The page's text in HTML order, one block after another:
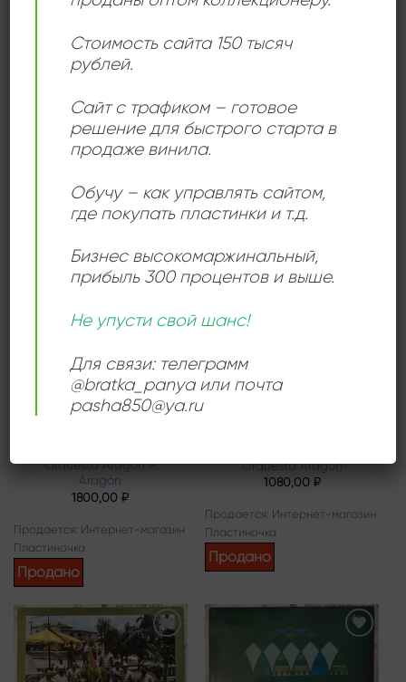
БОЛЕРО
Conjunto Los Latinos – Los
Latinos
1080,00₽
Продается: Интернет-магазин
Пластиночка
ГУАРАЧА
Elena
3000,00 ₽
Пластиночка
Продано
wishlist
Orquesta Aragon –
Aragón
1800,00₽
Продается: Интернет-магазин
Пластиночка
Продано
Orquesta Aragon
1080,00 ₽
Продается: Интернет-магазин
Пластиночка
Продано
Add to
wishlist
Add to
Стоимость сайта 150 тысяч
рублей.
Сайт с трафиком – готовое
решение для быстрого старта в
продаже винила.
Обучу – как управлять сайтом,
где покупать пластинки и т.д.
Бизнес высокомаржинальный,
прибыль 300 процентов и выше.
Не упусти свой шанс!
Для связи: телеграмм
@bratka_panya или почта
pasha850@ya.ru